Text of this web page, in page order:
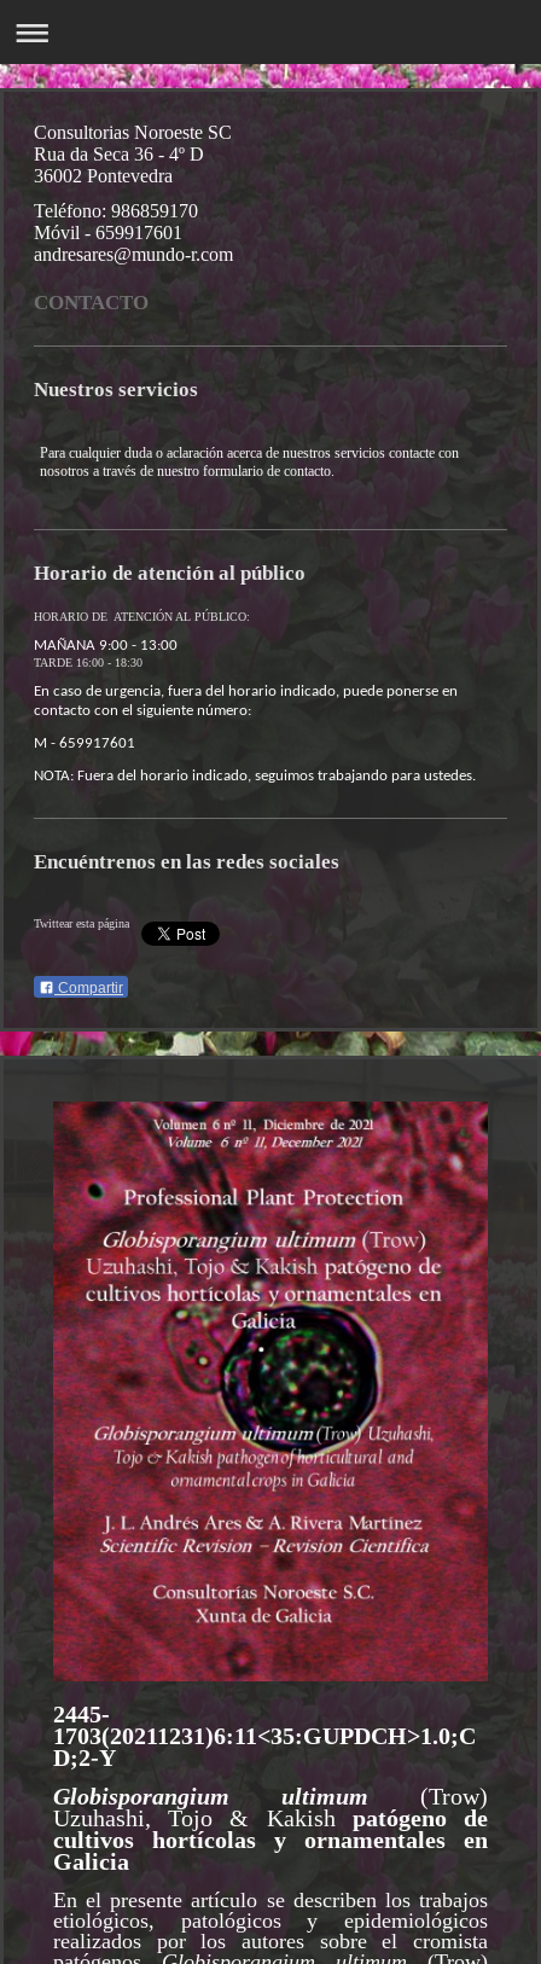
Consultorias Noroeste SC
Rua da Seca 36 - 4º D
36002 Pontevedra
Teléfono: 986859170
Móvil - 659917601
andresares@mundo-r.com
CONTACTO
Nuestros servicios
Para cualquier duda o aclaración acerca de nuestros servicios contacte con
nosotros a través de nuestro formulario de contacto.
Horario de atención al público
HORARIO DE ATENCIÓN AL PÚBLICO:
MAÑANA 9:00 - 13:00
TARDE 16:00 - 18:30
En caso de urgencia, fuera del horario indicado, puede ponerse en
contacto con el siguiente número:
M - 659917601
NOTA: Fuera del horario indicado, seguimos trabajando para ustedes.
Encuéntrenos en las redes sociales
Twittear esta página
Compartir
2445-
1703(20211231)6:11<35:GUPDCH>1.0;C
D;2-Y
Globisporangium ultimum
(Trow)
Uzuhashi, Tojo & Kakish patógeno de
cultivos hortícolas y ornamentales en
Galicia
En el presente artículo se describen los trabajos
etiológicos, patológicos y epidemiológicos
realizados por los autores sobre el cromista